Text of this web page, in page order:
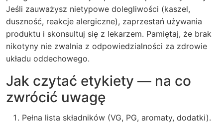
Jeśli zauważysz nietypowe dolegliwości (kaszel,
duszność, reakcje alergiczne), zaprzestań używania
produktu i skonsultuj się z lekarzem. Pamiętaj, że brak
nikotyny nie zwalnia z odpowiedzialności za zdrowie
układu oddechowego.
Jak czytać etykiety — na co
zwrócić uwagę
Pełna lista składników (VG, PG, aromaty, dodatki).